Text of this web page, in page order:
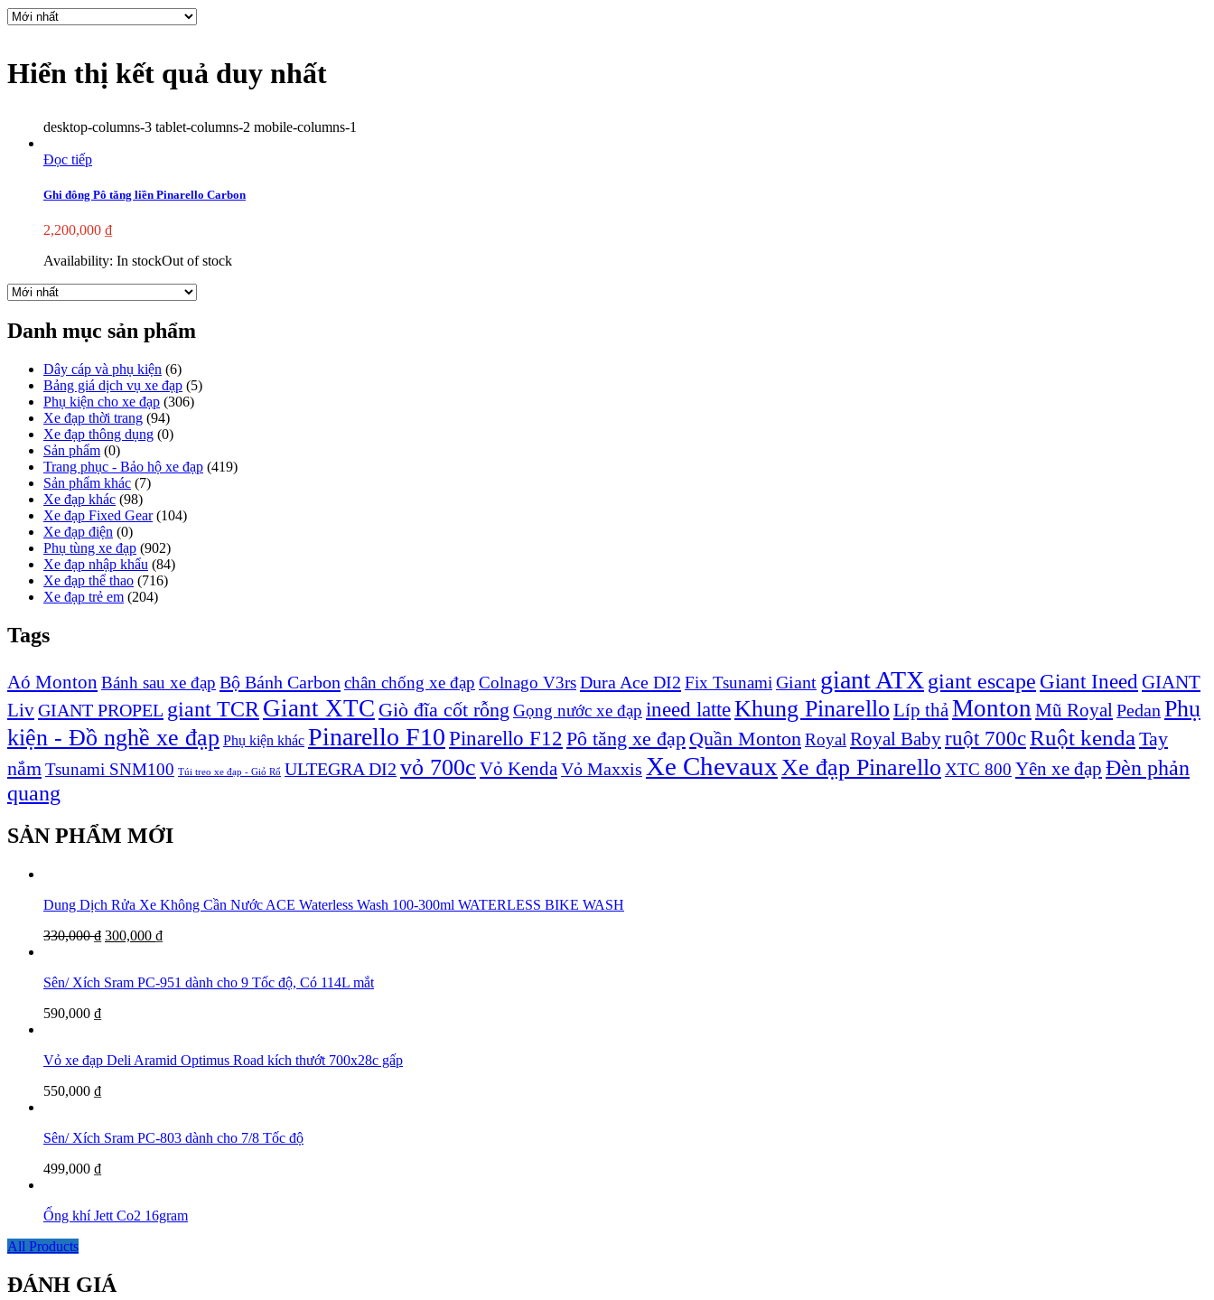
Hiển thị kết quả duy nhất
desktop-columns-3 tablet-columns-2 mobile-columns-1
Đọc tiếp
Ghi đông Pô tăng liền Pinarello Carbon
2,200,000 ₫
Availability: In stockOut of stock
Danh mục sản phẩm
Dây cáp và phụ kiện (6)
Bảng giá dịch vụ xe đạp (5)
Phụ kiện cho xe đạp (306)
Xe đạp thời trang (94)
Xe đạp thông dụng (0)
Sản phẩm (0)
Trang phục - Bảo hộ xe đạp (419)
Sản phẩm khác (7)
Xe đạp khác (98)
Xe đạp Fixed Gear (104)
Xe đạp điện (0)
Phụ tùng xe đạp (902)
Xe đạp nhập khẩu (84)
Xe đạp thể thao (716)
Xe đạp trẻ em (204)
Tags
Aó Monton Bánh sau xe đạp Bộ Bánh Carbon chân chống xe đạp Colnago V3rsDura Ace DI2 Fix Tsunami Giant giant ATX giant escape Giant Ineed GIANT
LivGIANT PROPEL giant TCR Giant XTC Giò đĩa cốt rỗng Gọng nước xe đạp ineed latteKhung Pinarello Líp thảMonton Mũ Royal Pedan Phụ
kiện - Đồ nghề xe đạp Phụ kiện khác Pinarello F10Pinarello F12 Pô tăng xe đạp Quần MontonRoyal Royal Babyruột 700cRuột kendaTay
nắmTsunami SNM100 Túi treo xe đạp - Giỏ Rổ ULTEGRA DI2 vỏ 700c Vỏ KendaVỏ Maxxis Xe ChevauxXe đạp Pinarello XTC 800 Yên xe đạp Đèn phản
quang
SẢN PHẨM MỚI
Dung Dịch Rửa Xe Không Cần Nước ACE Waterless Wash 100-300ml WATERLESS BIKE WASH
330,000₫ 300,000 ₫
Sên/ Xích Sram PC-951 dành cho 9 Tốc độ, Có 114L mắt
590,000 ₫
Vỏ xe đạp Deli Aramid Optimus Road kích thướt 700x28c gấp
550,000 ₫
Sên/ Xích Sram PC-803 dành cho 7/8 Tốc độ
499,000 ₫
Ống khí Jett Co2 16gram
All Products
ĐÁNH GIÁ